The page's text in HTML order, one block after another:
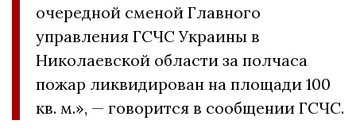
очередной сменой Главного
управления ГСЧС Украины в
Николаевской области за полчаса
пожар ликвидирован на площади 100
кв. м.», — говорится в сообщении ГСЧС.